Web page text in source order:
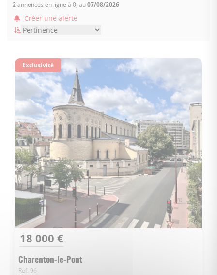
2annonces en ligne à 0, au 07/08/2026
Créer une alerte
Exclusivité
Charenton-le-Pont
Ref. 96
18 000 €